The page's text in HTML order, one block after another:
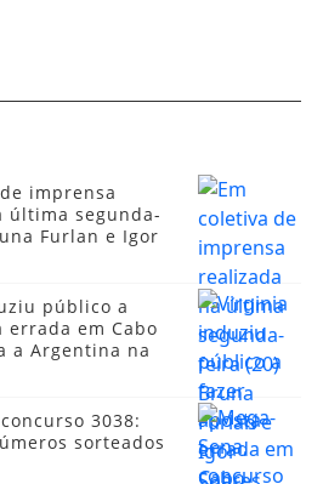
imprensa
última segunda-
Furlan e Igor
público a
errada em Cabo
a Argentina na
3038:
sorteados